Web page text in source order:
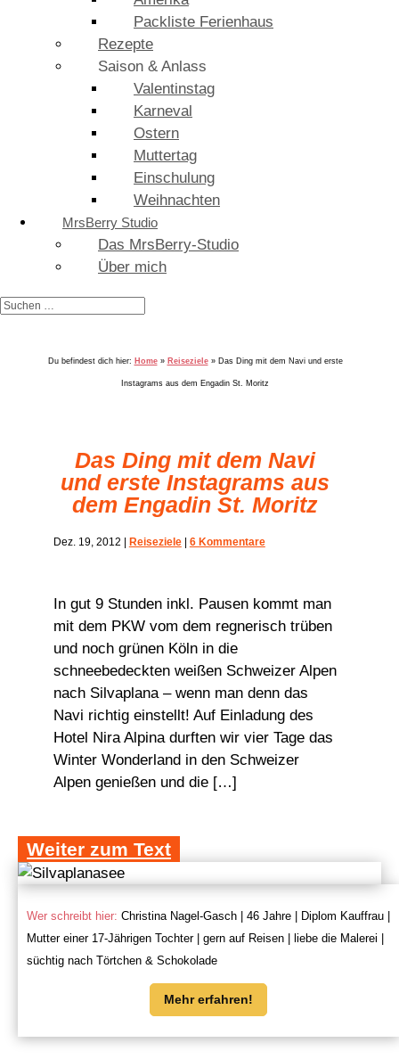
Packliste Ferienhaus
Rezepte
Saison & Anlass
Valentinstag
Karneval
Ostern
Muttertag
Einschulung
Weihnachten
MrsBerry Studio
Das MrsBerry-Studio
Über mich
Du befindest dich hier: Home» Reiseziele» Das Ding mit dem Navi und erste
Instagrams aus dem Engadin St. Moritz
Das Ding mit dem Navi
und erste Instagrams aus
dem Engadin St. Moritz
Dez. 19, 2012 | Reiseziele| 6 Kommentare
In gut 9 Stunden inkl. Pausen kommt man
mit dem PKW vom dem regnerisch trüben
und noch grünen Köln in die
schneebedeckten weißen Schweizer Alpen
nach Silvaplana – wenn man denn das
Navi richtig einstellt! Auf Einladung des
Hotel Nira Alpina durften wir vier Tage das
Winter Wonderland in den Schweizer
Alpen genießen und die […]
Weiter zum Text
Wer schreibt hier: Christina Nagel-Gasch | 46 Jahre | Diplom Kauffrau |
Mutter einer 17-Jährigen Tochter | gern auf Reisen | liebe die Malerei |
süchtig nach Törtchen & Schokolade
Mehr erfahren!